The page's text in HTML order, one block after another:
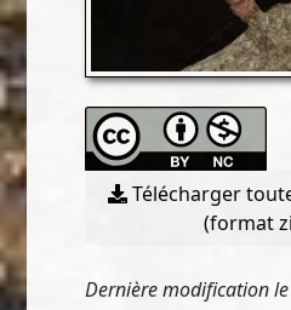
Télécharger
(format
Dernière modification